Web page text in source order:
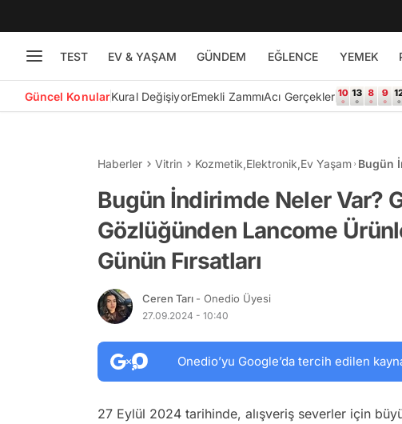
TEST EV & YAŞAM GÜNDEM EĞLENCE YEMEK
Güncel KonularKural DeğişiyorEmekli ZammıAcı Gerçekler
Haberler Vitrin Kozmetik,Elektronik,Ev Yaşam Bugün
Bugün İndirimde Neler Var?
Gözlüğünden Lancome
Günün Fırsatları
Ceren Tarı - Onedio Üyesi
27.09.2024 - 10:40
Onedio’yu Google’da tercih edilen
27 Eylül 2024 tarihinde, alışveriş severler için